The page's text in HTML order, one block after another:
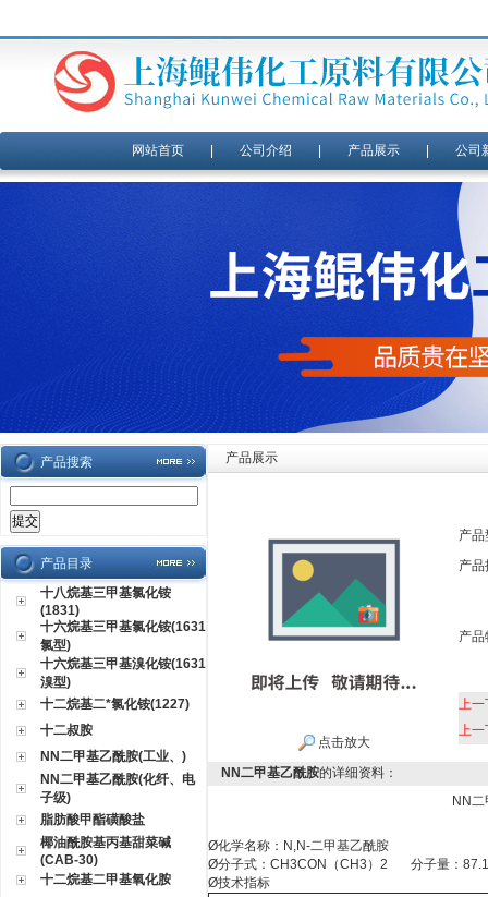
网站首页| 公司介绍 产品展示| 公司
产品搜索
产品目录
十八烷基三甲基氯化铵
(1831)
十六烷基三甲基氯化铵(1631
氯型)
十六烷基三甲基溴化铵(1631
溴型)
十二烷基二*氯化铵(1227)
十二叔胺
NN二甲基乙酰胺(工业、)
NN二甲基乙酰胺(化纤、电
子级)
脂肪酸甲酯磺酸盐
椰油酰胺基丙基甜菜碱
(CAB-30)
十二烷基二甲基氧化胺
产品展示
点击放大
产品
产品
产品
上一
上一
NN二甲基乙酰胺的详细资料：
NN
Ø化学名称：N,N-二甲基乙酰胺
Ø分子式：CH3CON（CH3）2 分子量：
Ø技术指标